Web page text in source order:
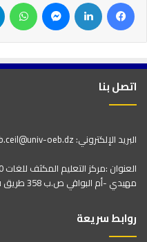
اتصل بنا
البريد الإلكتروني: adminweb.ceil@univ-oeb.dz
مهيدي -أم البواقي ص.ب 358 طريق قسنطينة 04000 أم البواقي. الجزائر
روابط سريعة